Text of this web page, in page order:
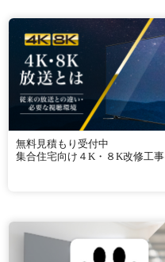
無料見積もり受付中
集合住宅向け４K・８K改修工事